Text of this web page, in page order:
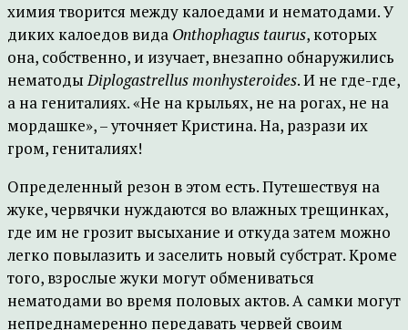
химия творится между калоедами и нематодами. У
диких калоедов вида Onthophagus taurus, которых
она, собственно, и изучает, внезапно обнаружились
нематодыDiplogastrellus monhysteroides. И не где-где,
а на гениталиях. «Не на крыльях, не на рогах, не на
мордашке», – уточняет Кристина. На, разрази их
гром, гениталиях!
Определенный резон в этом есть. Путешествуя на
жуке, червячки нуждаются во влажных трещинках,
где им не грозит высыхание и откуда затем можно
легко повылазить и заселить новый субстрат. Кроме
того, взрослые жуки могут обмениваться
нематодами во время половых актов. А самки могут
непреднамеренно передавать червей своим